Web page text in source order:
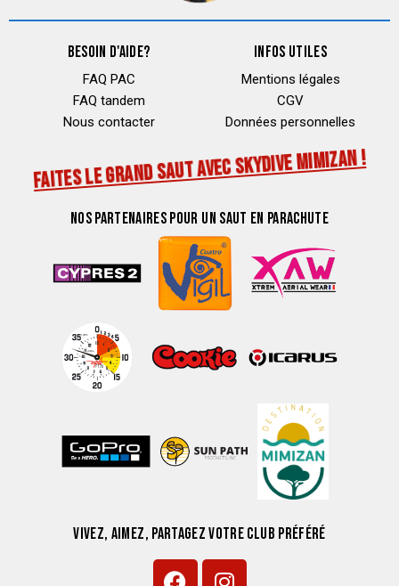
BESOIN D'AIDE?
FAQ PAC
FAQ tandem
Nous contacter
INFOS UTILES
Mentions légales
CGV
Données personnelles
FAITES LE GRAND SAUT AVEC SKYDIVE MIMIZAN !
NOS PARTENAIRES POUR UN SAUT EN PARACHUTE
VIVEZ, AIMEZ, PARTAGEZ VOTRE CLUB PRÉFÉRÉ